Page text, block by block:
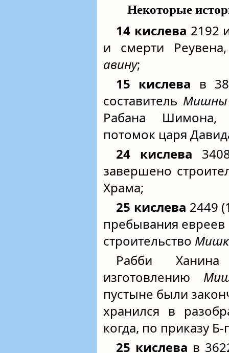
Некоторые
14 кислева 2192
и смерти
авину;
15 кислева в
составитель Мишны
Рабана Шимона,
потомок царя
24 кислева
завершено
Храма;
25 кислева 2449
пребывания
строительство
Рабби
изготовлению
пустыне были
хранился в
когда, по приказу
25 кислева в